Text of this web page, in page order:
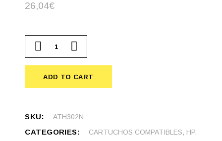
26,04€
Cartucho compatible HP 302 Negro quantity
ADD TO CART
SKU: ATH302N
CATEGORIES: CARTUCHOS COMPATIBLES, HP,